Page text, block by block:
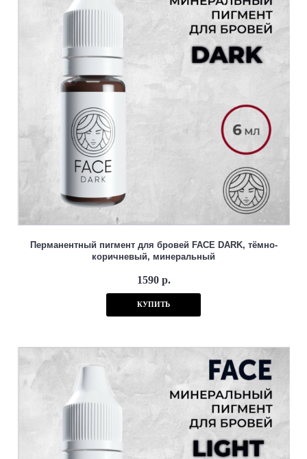
Перманентный пигмент для бровей FACE DARK, тёмно-
коричневый, минеральный
1590 р.
КУПИТЬ